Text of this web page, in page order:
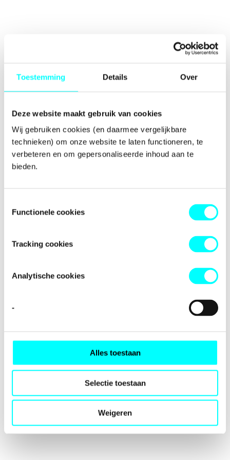
Toestemming Details Over
Deze website maakt gebruik van cookies
Wij gebruiken cookies (en daarmee vergelijkbare
technieken) om onze website te laten functioneren, te
verbeteren en om gepersonaliseerde inhoud aan te
bieden.
Functionele cookies
Tracking cookies
Analytische cookies
-
Alles toestaan
Selectie toestaan
Weigeren
-side exception has occurred while
browser consolefor